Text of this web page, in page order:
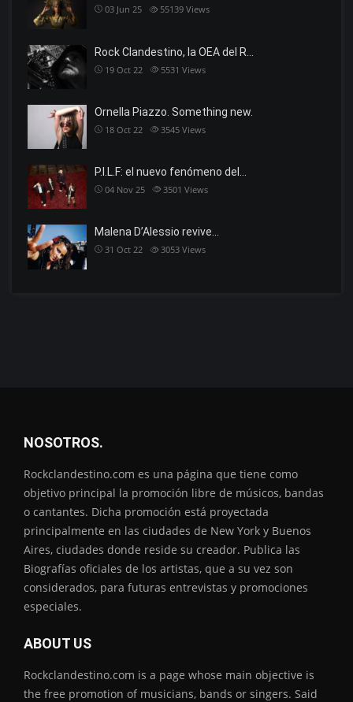
03 Jun 25 55139 Views
Rock Clandestino, la OEA del R…
19 Oct 22 5531 Views
Ornella Piazzo. Something new.
18 Oct 22 3545 Views
P.I.L.F: el nuevo fenómeno del…
04 Nov 25 3501 Views
Malena D’Alessio revive…
31 Oct 22 3053 Views
NOSOTROS.
Rockclandestino.com es una página que tiene como
objetivo principal la promoción libre de músicos, bandas
o cantantes. Dicha promoción está proyectada
principalmente en las ciudades de New York y Buenos
Aires, ciudades donde reside su creador. Publica las
Biografías oficiales de los artistas, que a su vez son
considerados, para futuras entrevistas y promociones
especiales.
ABOUT US
Rockclandestino.com is a page whose main objective is
the free promotion of musicians, bands or singers. Said